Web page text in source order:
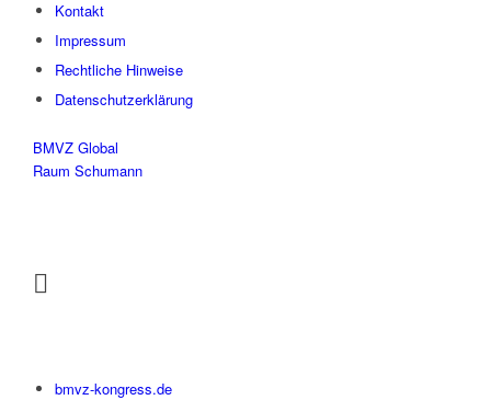
Kontakt
Impressum
Rechtliche Hinweise
Datenschutzerklärung
BMVZ Global
Raum Schumann
bmvz-kongress.de